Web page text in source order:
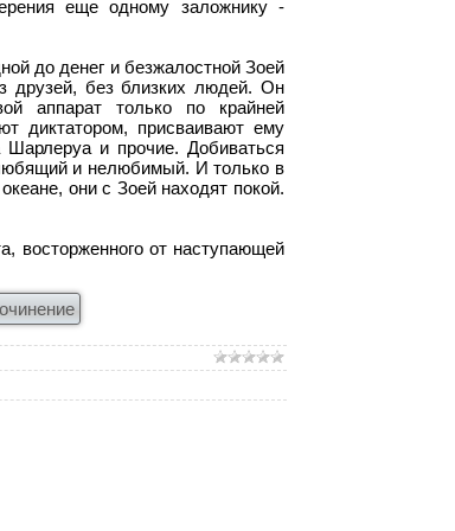
еще одному заложнику -
до денег и безжалостной Зоей
друзей, без близких людей. Он
аппарат только по крайней
диктатором, присваивают ему
Шарлеруа и прочие. Добиваться
и нелюбимый. И только в
они с Зоей находят покой.
восторженного от наступающей